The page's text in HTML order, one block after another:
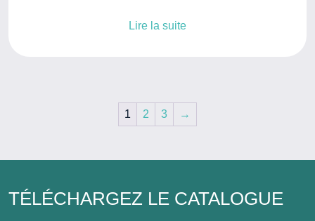
Lire la suite
1 2 3 →
TÉLÉCHARGEZ LE CATALOGUE